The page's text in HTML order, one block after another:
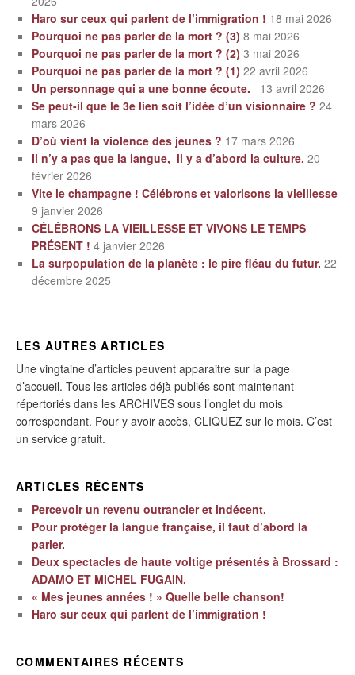
Haro sur ceux qui parlent de l’immigration ! 18 mai 2026
Pourquoi ne pas parler de la mort ? (3) 8 mai 2026
Pourquoi ne pas parler de la mort ? (2) 3 mai 2026
Pourquoi ne pas parler de la mort ? (1) 22 avril 2026
Un personnage qui a une bonne écoute.
13 avril 2026
Se peut-il que le 3e lien soit l’idée d’un visionnaire ? 24
mars 2026
D’où vient la violence des jeunes ? 17 mars 2026
Il n’y a pas que la langue, il y a d’abord la culture. 20
février 2026
Vite le champagne ! Célébrons et valorisons la vieillesse
9 janvier 2026
CÉLÉBRONS LA VIEILLESSE ET VIVONS LE TEMPS
PRÉSENT ! 4 janvier 2026
La surpopulation de la planète : le pire fléau du futur. 22
décembre 2025
LES AUTRES ARTICLES
Une vingtaine d’articles peuvent apparaitre sur la page
d’accueil. Tous les articles déjà publiés sont maintenant
répertoriés dans les ARCHIVES sous l’onglet du mois
correspondant. Pour y avoir accès, CLIQUEZ sur le mois. C’est
un service gratuit.
ARTICLES RÉCENTS
Percevoir un revenu outrancier et indécent.
Pour protéger la langue française, il faut d’abord la
parler.
Deux spectacles de haute voltige présentés à Brossard :
ADAMO ET MICHEL FUGAIN.
« Mes jeunes années ! » Quelle belle chanson!
Haro sur ceux qui parlent de l’immigration !
COMMENTAIRES RÉCENTS